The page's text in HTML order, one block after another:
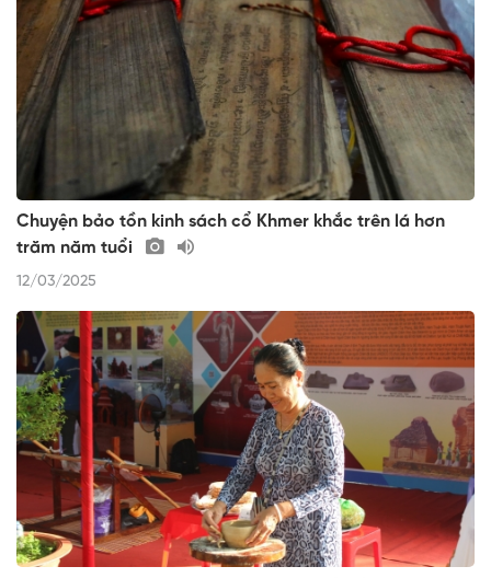
Chuyện bảo tồn kinh sách cổ Khmer khắc trên lá hơn
trăm năm tuổi
12/03/2025